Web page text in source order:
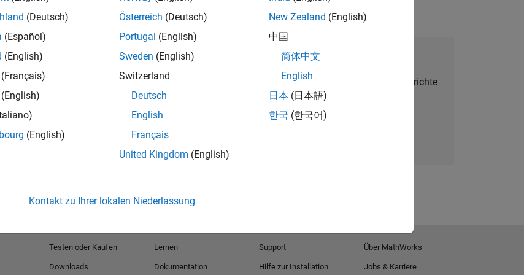
Talent Network beitreten
Erhalten Sie personalisierte Stellenangebote, Berichte
und Unternehmensneuigkeiten.
(Deutsch)
(Español)
(English)
(Français)
(English)
(English)
Österreich (Deutsch)
Portugal (English)
Sweden (English)
Switzerland
Deutsch
English
Français
United Kingdom (English)
New Zealand (English)
中国
简体中文
English
日本 (日本語)
한국 (한국어)
Kontakt zu Ihrer lokalen Niederlassung
Testen oder Kaufen
Downloads
Lernen
Dokumentation
Support
Hilfe zur Installation
Über MathWorks
Jobs & Karriere